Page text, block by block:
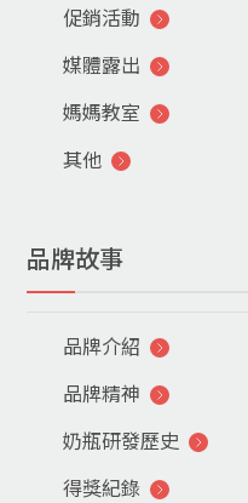
促銷活動
媒體露出
媽媽教室
其他
品牌故事
品牌介紹
品牌精神
奶瓶研發歷史
得獎紀錄